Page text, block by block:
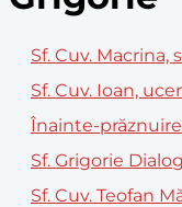
Sf. Cuv. Macrina,
Sf. Cuv. Ioan,
Înainte-
Sf. Grigorie
Sf. Cuv. Teofan